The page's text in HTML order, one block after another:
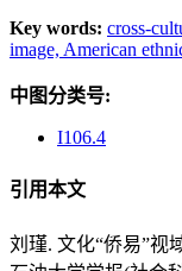
Key words: cross-
image, American
中图分类号:
I106.4
引用本文
刘瑾. 文化“侨易”视